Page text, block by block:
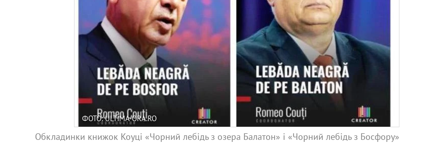
ФОТО: ULTIMA-ORA.RO
Обкладинки книжок Коуці «Чорний лебідь з озера Балатон» і «Чорний лебідь з Босфору»